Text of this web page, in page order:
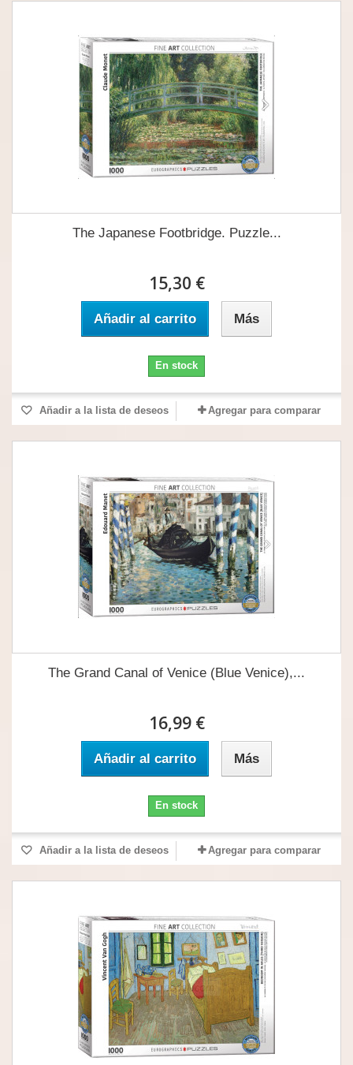
The Japanese Footbridge. Puzzle...
15,30 €
Añadir al carrito Más
En stock
Añadir a la lista de deseos Agregar para comparar
The Grand Canal of Venice (Blue Venice),...
16,99 €
Añadir al carrito Más
En stock
Añadir a la lista de deseos Agregar para comparar